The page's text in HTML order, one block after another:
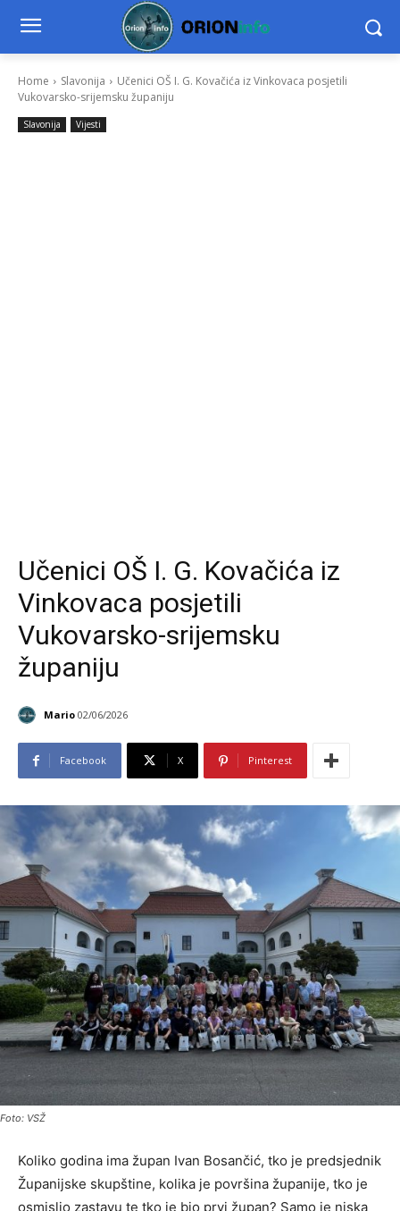
Home Slavonija
Učenici OŠ I. G. Kovačića iz Vinkovaca posjetili
Vukovarsko-srijemsku županiju
Slavonija Vijesti
Učenici OŠ I. G. Kovačića iz
Vinkovaca posjetili
Vukovarsko-srijemsku
županiju
Mario 02/06/2026
Facebook X Pinterest
Foto: VSŽ
Koliko godina ima župan Ivan Bosančić, tko je predsjednik
Županijske skupštine, kolika je površina županije, tko je
osmislio zastavu te tko je bio prvi župan? Samo je niska